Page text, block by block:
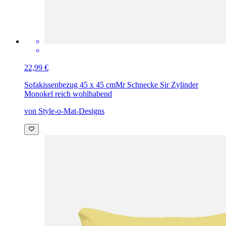
22,99 €
Sofakissenbezug 45 x 45 cmMr Schnecke Sir Zylinder
Monokel reich wohlhabend
von Style-o-Mat-Designs